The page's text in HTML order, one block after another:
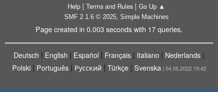
Help | Terms and Rules | Go Up ▲
SMF 2.1.6 © 2025, Simple Machines
Page created in 0.003 seconds with 17 queries.
Deutsch | English | Español | Français | Italiano | Nederlands |
Polski| Português| Русский | Türkçe| Svenska | 04.05.2022 19:42